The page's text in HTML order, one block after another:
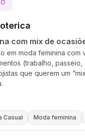
com mix de
em moda feminina com
(trabalho, passeio,
que querem um
Casual Moda feminina